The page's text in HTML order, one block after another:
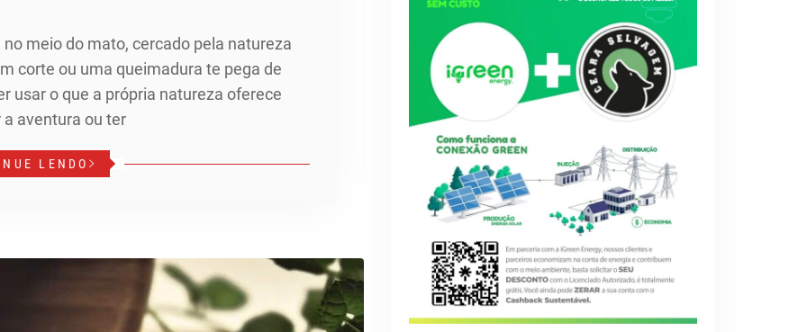
meio do mato, cercado pela natureza
corte ou uma queimadura te pega de
usar o que a própria natureza oferece
aventura ou ter
LENDO